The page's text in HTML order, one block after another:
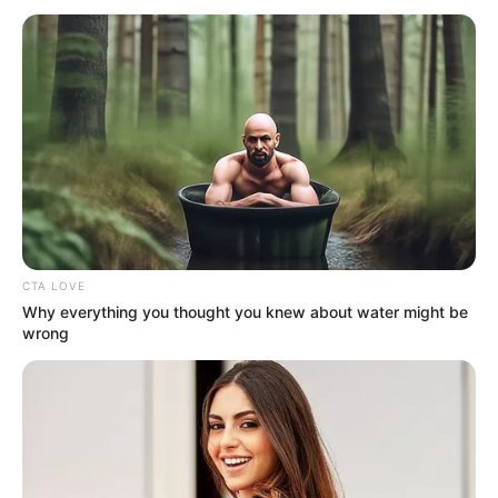
7 frases que os familiares tóxicos costumam usar em suas
conversas, segundo a psicologia.
Publicadono JASB em25 .agosto.2025. Atualizado
em
26.agosto.2025.
WhatsApp: Canal JASB |Psicologia mostra como palavras comuns
podem manipular, silenciar e ferir.
CTA LOVE
Why everything you thought you knew about water might be
wrong